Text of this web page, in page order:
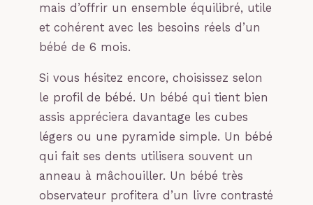
mais d’offrir un ensemble équilibré, utile
et cohérent avec les besoins réels d’un
bébé de 6 mois.
Si vous hésitez encore, choisissez selon
le profil de bébé. Un bébé qui tient bien
assis appréciera davantage les cubes
légers ou une pyramide simple. Un bébé
qui fait ses dents utilisera souvent un
anneau à mâchouiller. Un bébé très
observateur profitera d’un livre contrasté